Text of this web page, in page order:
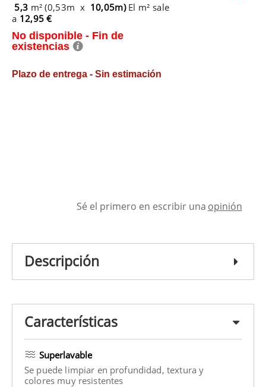
5,3 m² (0,53m x 10,05m) El m² sale
a 12,95 €
No disponible - Fin de
existencias
Plazo de entrega - Sin estimación
Sé el primero en escribir una opinión
Descripción
Características
Superlavable
Se puede limpiar en profundidad, textura y
colores muy resistentes